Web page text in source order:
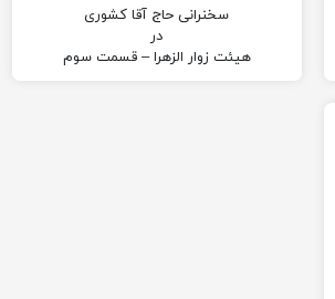
سخنرانی حاج آقا کشوری
در
هیئت زوار الزهرا – قسمت سوم